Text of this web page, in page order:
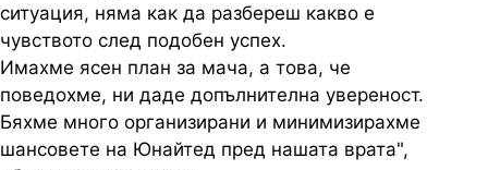
ситуация, няма как да разбереш какво е
чувството след подобен успех.
Имахме ясен план за мача, а това, че
поведохме, ни даде допълнителна увереност.
Бяхме много организирани и минимизирахме
шансовете на Юнайтед пред нашата врата",